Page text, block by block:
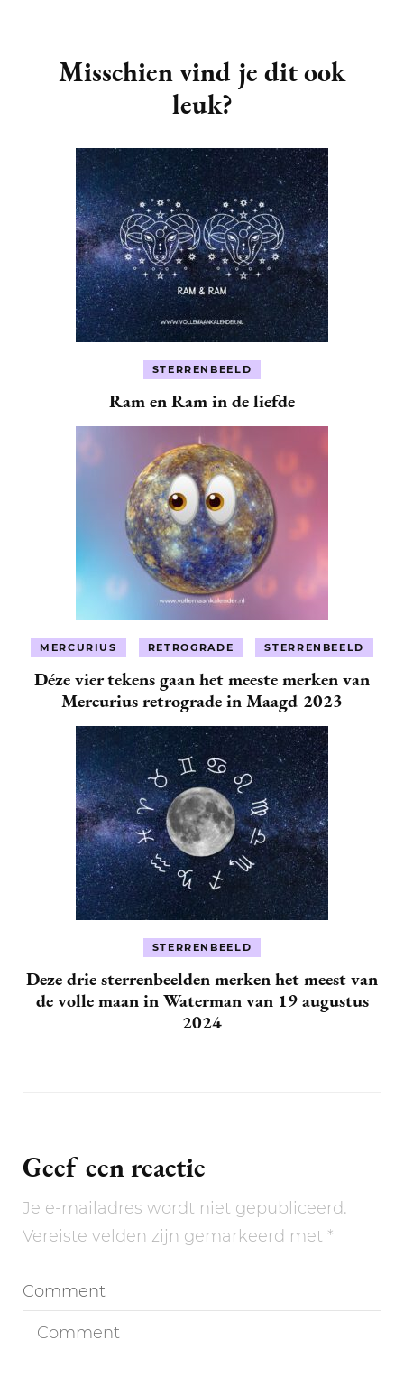
Navigation
Misschien vind je dit ook
leuk?
STERRENBEELD
Ram en Ram in de liefde
MERCURIUS RETROGRADE STERRENBEELD
Déze vier tekens gaan het meeste merken van
Mercurius retrograde in Maagd 2023
STERRENBEELD
Deze drie sterrenbeelden merken het meest van
de volle maan in Waterman van 19 augustus
2024
Geef een reactie
Je e-mailadres wordt niet gepubliceerd.
Vereiste velden zijn gemarkeerd met *
Comment